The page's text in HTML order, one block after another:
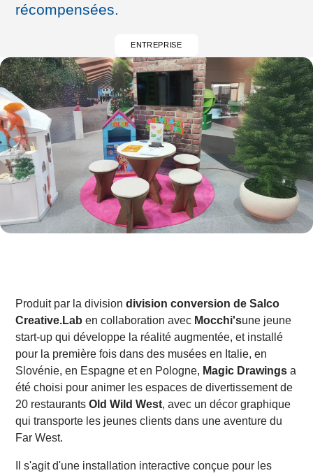
récompensées.
ENTREPRISE
Produit par la division division conversion de Salco
Creative.Lab en collaboration avec Mocchi'sune jeune
start-up qui développe la réalité augmentée, et installé
pour la première fois dans des musées en Italie, en
Slovénie, en Espagne et en Pologne, Magic Drawings a
été choisi pour animer les espaces de divertissement de
20 restaurantsOld Wild West, avec un décor graphique
qui transporte les jeunes clients dans une aventure du
Far West.
Il s'agit d'une installation interactive conçue pour les